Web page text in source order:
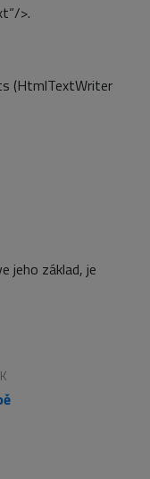
>.
(HtmlTextWriter
jeho základ, je